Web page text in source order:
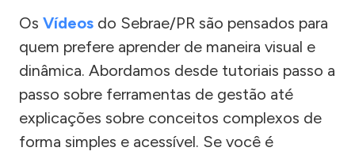
Os Vídeos do Sebrae/PR são pensados para
quem prefere aprender de maneira visual e
dinâmica. Abordamos desde tutoriais passo a
passo sobre ferramentas de gestão até
explicações sobre conceitos complexos de
forma simples e acessível. Se você é